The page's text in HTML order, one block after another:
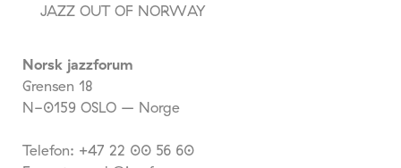
JAZZ OUT OF NORWAY
Norsk jazzforum
Grensen 18
N-0159 OSLO – Norge
Telefon: +47 22 00 56 60